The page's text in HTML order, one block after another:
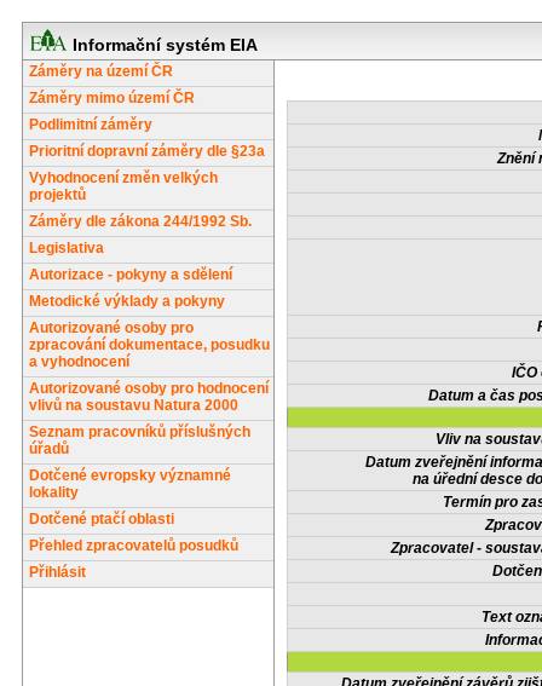
Informační systém EIA
Záměry na území ČR
Záměry mimo území ČR
Podlimitní záměry
Prioritní dopravní záměry dle §23a
Vyhodnocení změn velkých
projektů
Záměry dle zákona 244/1992 Sb.
Legislativa
Autorizace - pokyny a sdělení
Metodické výklady a pokyny
Autorizované osoby pro
zpracování dokumentace, posudku
a vyhodnocení
Autorizované osoby pro hodnocení
vlivů na soustavu Natura 2000
Seznam pracovníků příslušných
úřadů
Dotčené evropsky významné
lokality
Dotčené ptačí oblasti
Přehled zpracovatelů posudků
Přihlásit
Znění
IČO
Datum a čas
Vliv na
Datum zveřejnění
na úřední desce
Termín pro
Zpracovatel -
Text